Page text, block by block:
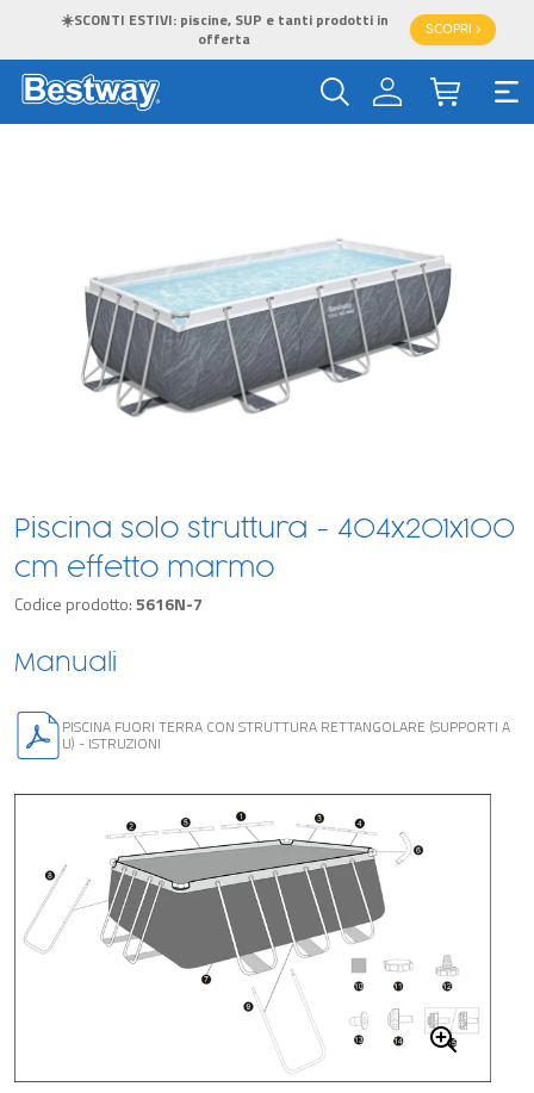
☀️SCONTI ESTIVI: piscine, SUP e tanti prodotti in
offerta
SCOPRI >
Piscina solo struttura - 404x201x100
cm effetto marmo
Codice prodotto:5616N-7
Manuali
PISCINA FUORI TERRA CON STRUTTURA RETTANGOLARE (SUPPORTI A
U) - ISTRUZIONI